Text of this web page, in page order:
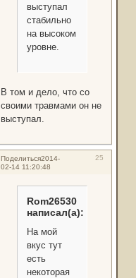
выступал
стабильно
на высоком
уровне.
В том и дело, что со
своими травмами он не
выступал.
Поделиться 25
2014-
02-14 11:20:48
Rom26530
написал(а):
На мой
вкус тут
есть
некоторая